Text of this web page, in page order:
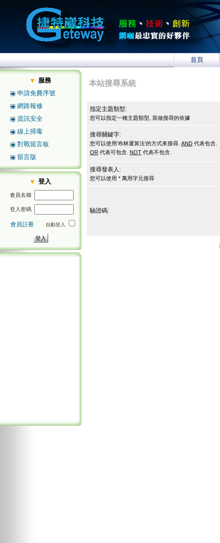
首頁
服務
申請免費序號
網路報修
資訊安全
線上掃毒
對戰留言板
留言版
登入
會員名稱
登入密碼
會員註冊 自動登入
本站搜尋系統
指定主題類型:
您可以指定一種主題類型, 當做搜尋的依據
搜尋關鍵字:
您可以使用'布林運算法'的方式來搜尋. AND 代表包含.
OR 代表可包含. NOT 代表不包含.
搜尋發表人:
您可以使用 * 萬用字元搜尋
驗證碼: